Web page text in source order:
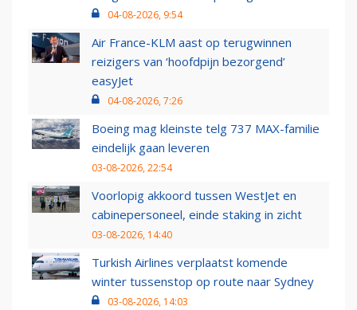
04-08-2026, 9:54
Air France-KLM aast op terugwinnen
reizigers van ‘hoofdpijn bezorgend’
easyJet
04-08-2026, 7:26
Boeing mag kleinste telg 737 MAX-familie
eindelijk gaan leveren
03-08-2026, 22:54
Voorlopig akkoord tussen WestJet en
cabinepersoneel, einde staking in zicht
03-08-2026, 14:40
Turkish Airlines verplaatst komende
winter tussenstop op route naar Sydney
03-08-2026, 14:03